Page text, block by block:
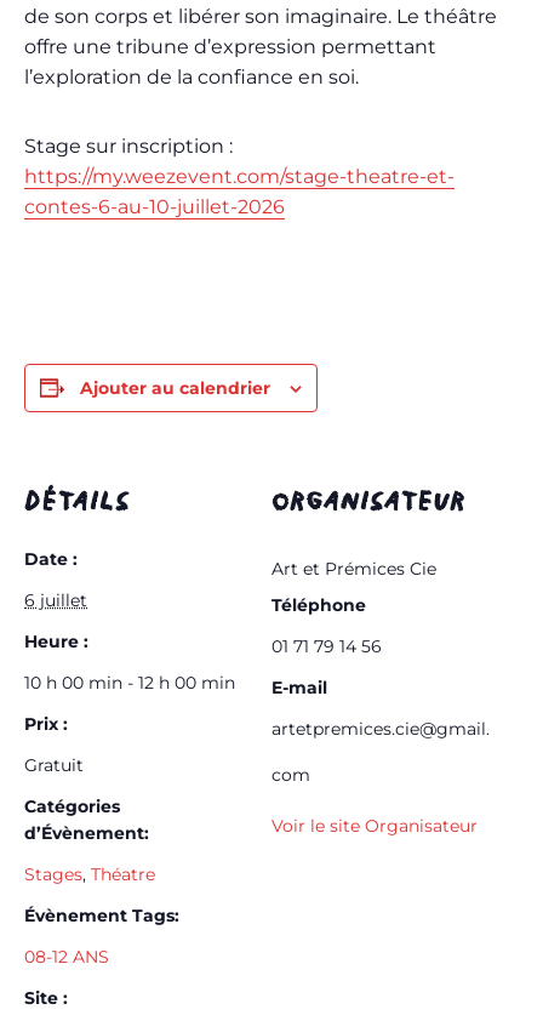
de son corps et libérer son imaginaire. Le théâtre
offre une tribune d’expression permettant
l’exploration de la confiance en soi.
Stage sur inscription :
https://my.weezevent.com/stage-theatre-et-
contes-6-au-10-juillet-2026
Ajouter au calendrier
DÉTAILS
Date :
6 juillet
Heure :
10 h 00 min - 12 h 00 min
Prix :
Gratuit
Catégories
d’Évènement:
Stages, Théatre
Évènement Tags:
08-12 ANS
Site :
ORGANISATEUR
Art et Prémices Cie
Téléphone
01 71 79 14 56
E-mail
artetpremices.cie@gmail.
com
Voir le site Organisateur